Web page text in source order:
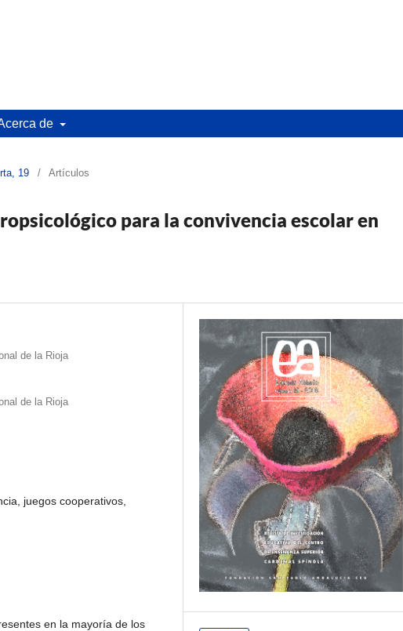
de
19 / Artículos
para la convivencia escolar en
de la Rioja
de la Rioja
juegos cooperativos,
en la mayoría de los